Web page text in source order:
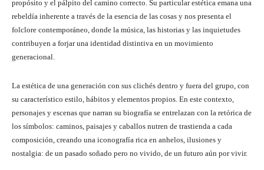
propósito y el pálpito del camino correcto. Su particular estética emana una
rebeldía inherente a través de la esencia de las cosas y nos presenta el
folclore contemporáneo, donde la música, las historias y las inquietudes
contribuyen a forjar una identidad distintiva en un movimiento
generacional.
La estética de una generación con sus clichés dentro y fuera del grupo, con
su característico estilo, hábitos y elementos propios. En este contexto,
personajes y escenas que narran su biografía se entrelazan con la retórica de
los símbolos: caminos, paisajes y caballos nutren de trastienda a cada
composición, creando una iconografía rica en anhelos, ilusiones y
nostalgia: de un pasado soñado pero no vivido, de un futuro aún por vivir.